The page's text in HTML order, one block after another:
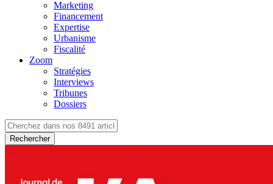
Marketing
Financement
Expertise
Urbanisme
Fiscalité
Zoom
Stratégies
Interviews
Tribunes
Dossiers
Rechercher